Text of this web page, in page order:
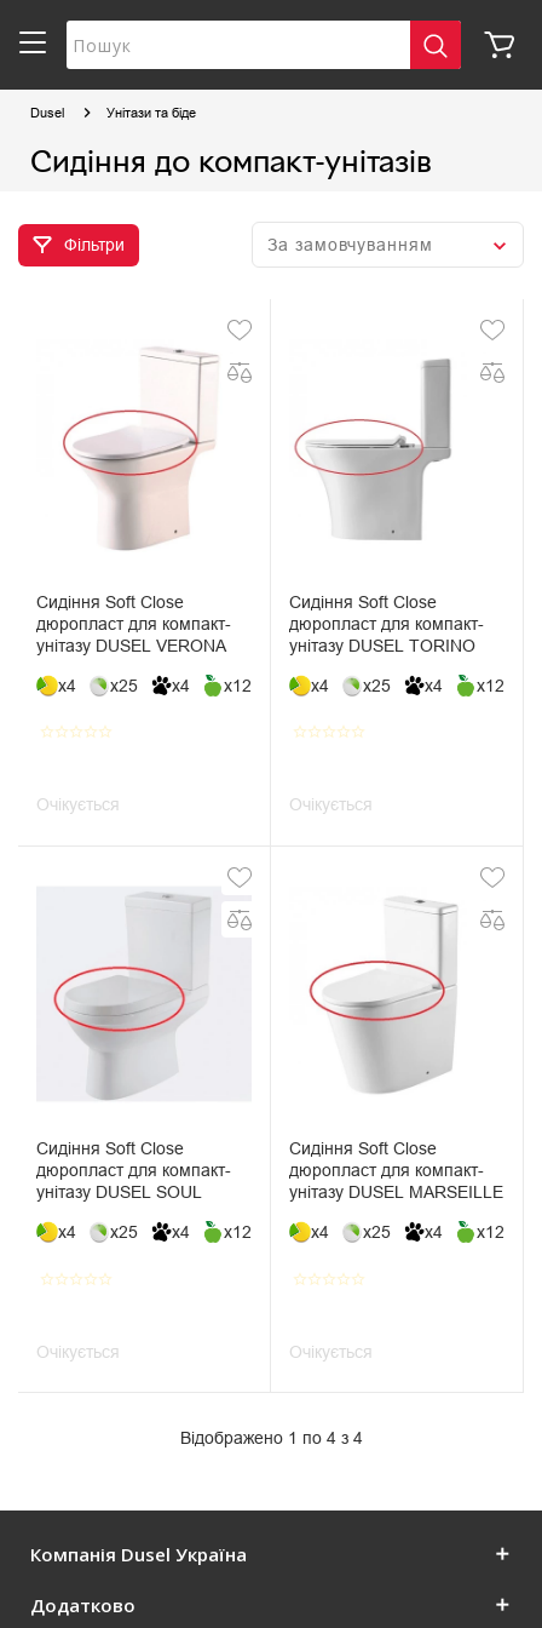
Dusel Унітази та біде
Сидіння до компакт-унітазів
Фільтри
Сидіння Soft Close
дюропласт для компакт-
унітазу DUSEL VERONA
x4 x25 x4 x12
star_borderstar_borderstar_borderstar_borderstar_border
Очікується
Сидіння Soft Close
дюропласт для компакт-
унітазу DUSEL TORINO
x4 x25 x4 x12
star_borderstar_borderstar_borderstar_borderstar_border
Очікується
Сидіння Soft Close
дюропласт для компакт-
унітазу DUSEL SOUL
x4 x25 x4 x12
star_borderstar_borderstar_borderstar_borderstar_border
Очікується
Сидіння Soft Close
дюропласт для компакт-
унітазу DUSEL MARSEILLE
x4 x25 x4 x12
star_borderstar_borderstar_borderstar_borderstar_border
Очікується
Відображено 1 по 4 з 4
Компанія Dusel Україна
Додатково